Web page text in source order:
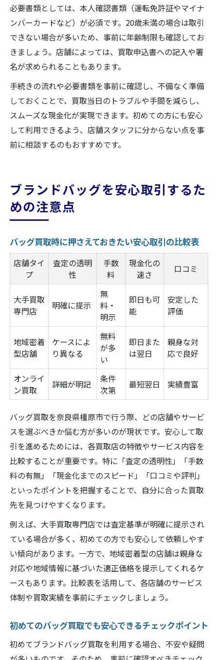
必要書類としては、本人確認書類（運転免許証やマイナ
ンバーカードなど）が必須です。20歳未満の場合は取引
できない場合が多いため、事前に年齢制限も確認してお
きましょう。店舗によっては、買取申込書への記入や署
名が求められることもあります。
手続きの流れや必要書類を事前に確認し、不備なく準備
しておくことで、買取当日のトラブルや手間を減らし、
スムーズな現金化が実現できます。初めての方にも安心
して利用できるよう、店舗スタッフに分からない点を事
前に相談するのもおすすめです。
ブランドバッグを安心取引するた
めの注意点
バッグ買取時に押さえておきたい安心取引の比較表
店舗タイ
プ
査定の透明
性
手数
料
現金化の
速さ
口コミ
大手買取
専門店
明確に提示
無
料・
明示
即日も可
能
安定した
評価
地域密着
型店舗
ケースによ
り異なる
無料
が多
い
即日また
は翌日
親身な対
応で良好
オンライ
ン買取
詳細が明記
条件
次第
最短翌日 実績豊富
バッグ買取を奈良県橿原市で行う際、どの店舗やサービ
スを選ぶべきか悩む方が多いのが現状です。安心して取
引を進めるためには、各買取店の特徴やサービス内容を
比較することが重要です。特に「査定の透明性」「手数
料の有無」「現金化までのスピード」「口コミや評判」
といったポイントを把握することで、自分に合った買取
先を見つけやすくなります。
例えば、大手買取専門店では査定基準が明確に提示され
ている場合が多く、初めての方でも安心して依頼しやす
い傾向があります。一方で、地域密着型の店舗は親身な
対応や地域情報に基づいた適正価格を提示してくれるケ
ースもあります。比較表を活用して、各店舗のサービス
体制や買取実績を事前にチェックしましょう。
初めてのバッグ買取でも安心できるチェックポイント
初めてブランドバッグ買取を利用する場合、不安や疑問